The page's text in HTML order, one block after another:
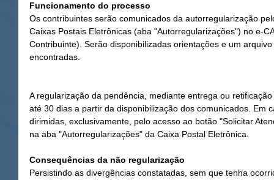
Funcionamento do processo
Os contribuintes serão comunicados da autorregularização
Caixas Postais Eletrônicas (aba "Autorregularizações") no e-
Contribuinte). Serão disponibilizadas orientações e um
encontradas.
A regularização da pendência, mediante entrega ou
até 30 dias a partir da disponibilização dos comunicados. Em
dirimidas, exclusivamente, pelo acesso ao botão "Solicitar
na aba "Autorregularizações" da Caixa Postal Eletrônica.
Consequências da não regularização
Persistindo as divergências constatadas, sem que tenha